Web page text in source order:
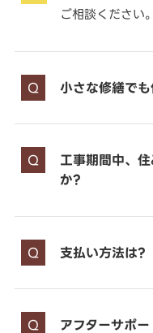
ご相談ください。
小さな修繕で
工事期間中、
か?
支払い方法は?
アフターサポ